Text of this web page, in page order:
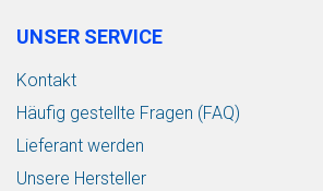
UNSER SERVICE
Kontakt
Häufig gestellte Fragen (FAQ)
Lieferant werden
Unsere Hersteller